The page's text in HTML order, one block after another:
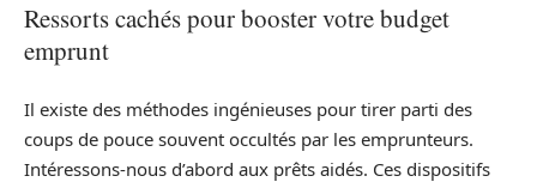
Ressorts cachés pour booster votre budget
emprunt
Il existe des méthodes ingénieuses pour tirer parti des
coups de pouce souvent occultés par les emprunteurs.
Intéressons-nous d’abord aux prêts aidés. Ces dispositifs